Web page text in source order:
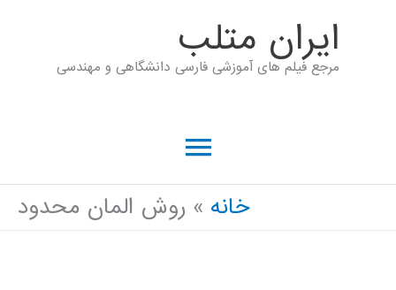
ايران متلب
مرجع فیلم های آموزشی فارسی دانشگاهی و مهندسی
فهرست
اصلیخانه روش المان محدود